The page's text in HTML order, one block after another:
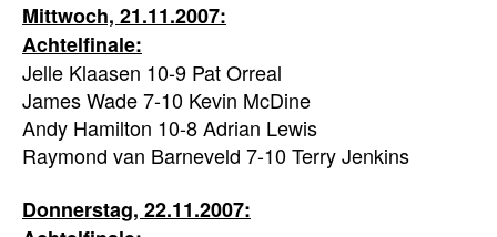
Mittwoch, 21.11.2007:
Achtelfinale:
Jelle Klaasen 10-9 Pat Orreal
James Wade 7-10 Kevin McDine
Andy Hamilton 10-8 Adrian Lewis
Raymond van Barneveld 7-10 Terry Jenkins
Donnerstag, 22.11.2007: